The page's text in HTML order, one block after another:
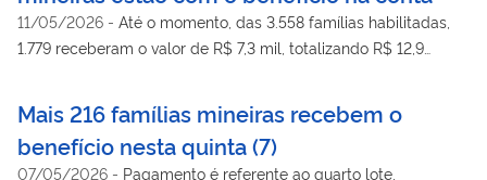
11/05/2026 - Até o momento, das 3.558 famílias habilitadas,
1.779 receberam o valor de R$ 7,3 mil, totalizando R$ 12,9
Mais 216 famílias mineiras recebem o
benefício nesta quinta (7)
07/05/2026 - Pagamento é referente ao quarto lote,